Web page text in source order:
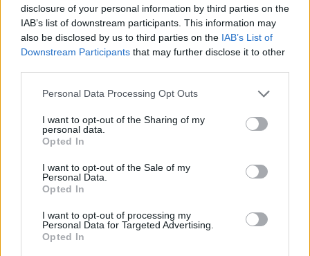
disclosure of your personal information by third parties on the
IAB’s list of downstream participants. This information may
also be disclosed by us to third parties on the IAB’s List of
Downstream Participants that may further disclose it to other
Personal Data Processing Opt Outs
I want to opt-out of the Sharing of my
personal data.
Opted In
I want to opt-out of the Sale of my
Personal Data.
Opted In
I want to opt-out of processing my
Personal Data for Targeted Advertising.
Opted In